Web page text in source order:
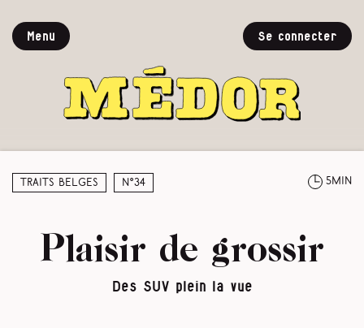
Menu Se connecter
Traits belges N°34 5min
Plaisir de grossir
Des SUV plein la vue